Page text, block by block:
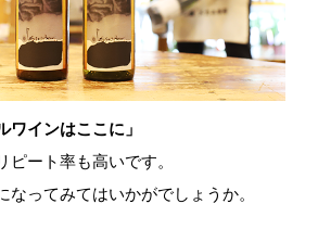
ワインはここに」
ート率も高いです。
なってみてはいかがでしょうか。